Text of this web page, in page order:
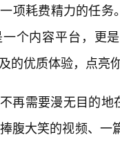
项耗费精力的任务
个内容平台，更
的优质体验，点亮
再需要漫无目的
腹大笑的视频、